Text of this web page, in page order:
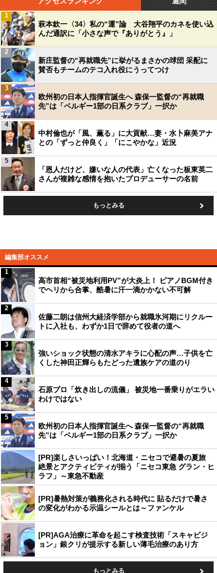
萩本欽一〈34〉私の“運”論 大谷翔平のカネを使い込
んだ通訳に「小さな声で『ありがとう』」
1
新庄監督の“再就職先”に挙がるまさかの球団 采配に
賛否もチームのテコ入れ役にうってつけ
2
欧州初の日本人指揮官誕生へ 森保一監督の“再就職
先”は「ベルギー1部の日系クラブ」一択か
3
中村倫也が「風、薫る」に大貢献…妻・水卜麻美アナ
との「ずっと仲良く」「にこやかな」近況
4
「恩人だけど、嫌いな人の代表」亡くなった板東英二
さんが複雑な感情を抱いたプロデューサーの名前
5
もっとみる
編集部オススメ
高市首相“被災地利用PV”が大炎上！ ピアノBGM付き
でヘリから合掌、酷暑に汗一滴かかない不可解
1
佐藤二朗は信州大経済学部から就職氷河期にリクルー
トに入社も、わずか1日で辞めて役者の道へ
2
強いショック状態の清水アキラに心配の声…子供を亡
くした神田正輝らもたどった遺族ケアの道のり
3
石原プロ「炊き出しの流儀」 被災地一番乗りがエラい
わけではない
4
欧州初の日本人指揮官誕生へ 森保一監督の“再就職
先”は「ベルギー1部の日系クラブ」一択か
5
[PR]楽しさいっぱい！北海道・ニセコで避暑の夏旅
絶景とアクティビティが揃う「ニセコ東急 グラン・ヒ
ラフ」～東急不動産
[PR]暑熱対策が義務化される時代に 貼るだけで暑さ
の変化がわかる示温シールとは～ファンケル
[PR]AGA治療に革命を起こす検査技術「スキャビジ
ョン」銀クリが提示する新しい薄毛治療のあり方
もっとみる